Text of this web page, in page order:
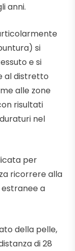
anni.
si
e si
al distretto
alle zone
risultati
nel
per
ricorrere alla
a
della pelle,
di 28